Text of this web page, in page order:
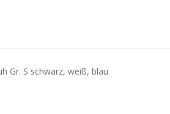
Gr. S schwarz, weiß, blau